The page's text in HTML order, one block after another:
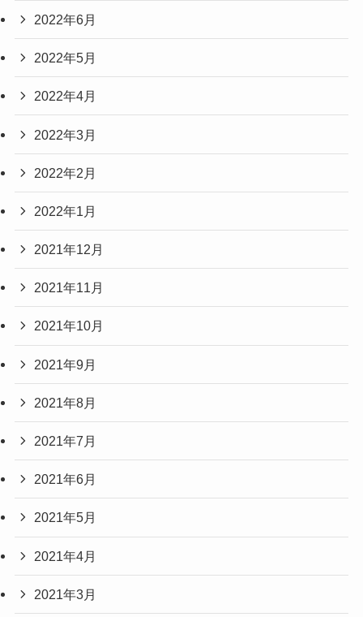
2022年6月
2022年5月
2022年4月
2022年3月
2022年2月
2022年1月
2021年12月
2021年11月
2021年10月
2021年9月
2021年8月
2021年7月
2021年6月
2021年5月
2021年4月
2021年3月